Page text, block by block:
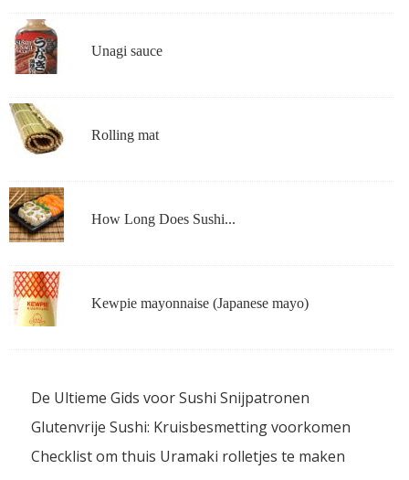
Unagi sauce
Rolling mat
How Long Does Sushi...
Kewpie mayonnaise (Japanese mayo)
De Ultieme Gids voor Sushi Snijpatronen
Glutenvrije Sushi: Kruisbesmetting voorkomen
Checklist om thuis Uramaki rolletjes te maken